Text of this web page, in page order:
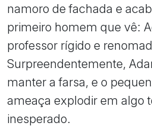
namoro de fachada e
primeiro homem que vê:
professor rígido e
Surpreendentemente,
manter a farsa, e o
ameaça explodir em algo
inesperado.